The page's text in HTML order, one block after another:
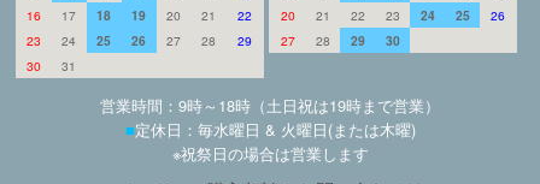
16
17 18 19 20 21
22
23
24 25 26 27 28
29
30
31
20
21 22 23 24 25
26
27
28 29 30
営業時間：9時～18時（土日祝は19時まで営業）
■定休日：毎水曜日 & 火曜日(または木曜)
※祝祭日の場合は営業します